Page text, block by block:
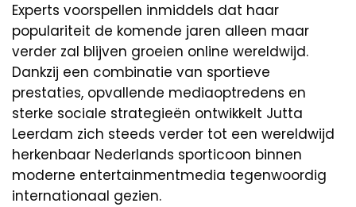
Experts voorspellen inmiddels dat haar
populariteit de komende jaren alleen maar
verder zal blijven groeien online wereldwijd.
Dankzij een combinatie van sportieve
prestaties, opvallende mediaoptredens en
sterke sociale strategieën ontwikkelt Jutta
Leerdam zich steeds verder tot een wereldwijd
herkenbaar Nederlands sporticoon binnen
moderne entertainmentmedia tegenwoordig
internationaal gezien.